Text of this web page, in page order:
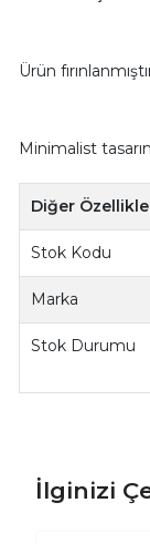
Ürün
Minimalist
Diğer
Stok Kodu
Marka
Stok Durumu
İlginizi